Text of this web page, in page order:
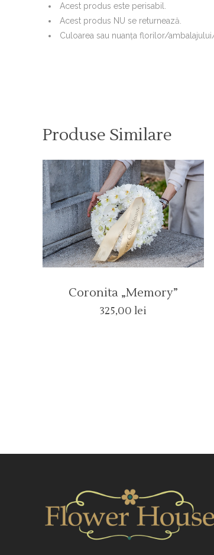
Acest produs este perisabil.
Acest produs NU se returnează.
Culoarea sau nuanţa florilor/
Produse Similare
Coronita „memory”
325,00 lei